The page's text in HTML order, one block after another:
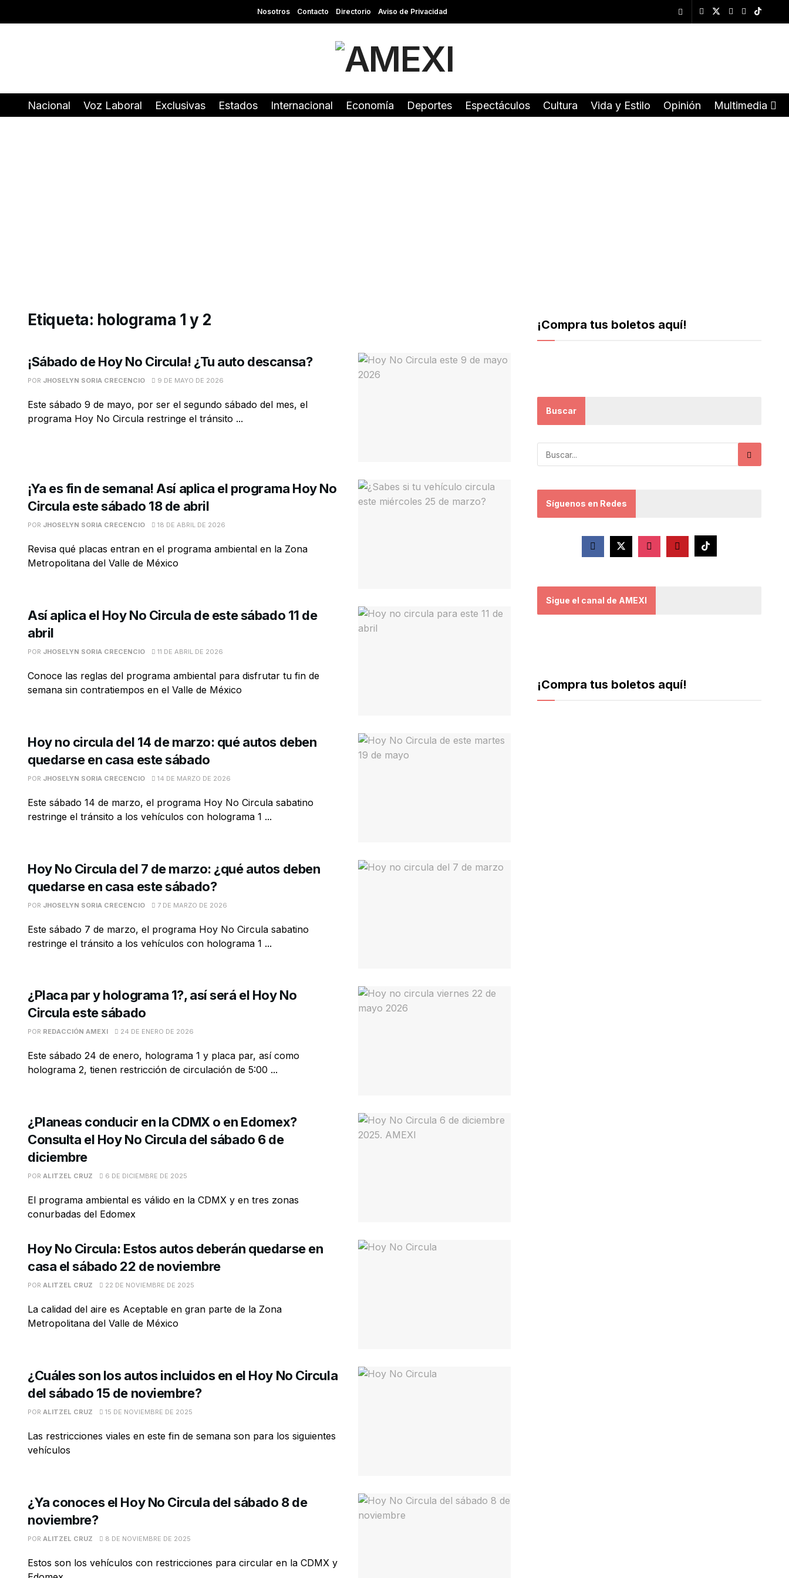
Nosotros Contacto Directorio Aviso de Privacidad
Nacional Voz Laboral Exclusivas Estados Internacional Economía Deportes Espectáculos Cultura Vida y Estilo Opinión Multimedia
Etiqueta: holograma 1 y 2
¡Sábado de Hoy No Circula! ¿Tu auto descansa?
POR JHOSELYN SORIA CRECENCIO 9 DE MAYO DE 2026
Este sábado 9 de mayo, por ser el segundo sábado del mes, el
programa Hoy No Circula restringe el tránsito ...
¡Ya es fin de semana! Así aplica el programa Hoy No
Circula este sábado 18 de abril
POR JHOSELYN SORIA CRECENCIO 18 DE ABRIL DE 2026
Revisa qué placas entran en el programa ambiental en la Zona
Metropolitana del Valle de México
Así aplica el Hoy No Circula de este sábado 11 de
abril
POR JHOSELYN SORIA CRECENCIO 11 DE ABRIL DE 2026
Conoce las reglas del programa ambiental para disfrutar tu fin de
semana sin contratiempos en el Valle de México
Hoy no circula del 14 de marzo: qué autos deben
quedarse en casa este sábado
POR JHOSELYN SORIA CRECENCIO 14 DE MARZO DE 2026
Este sábado 14 de marzo, el programa Hoy No Circula sabatino
restringe el tránsito a los vehículos con holograma 1 ...
Hoy No Circula del 7 de marzo: ¿qué autos deben
quedarse en casa este sábado?
POR JHOSELYN SORIA CRECENCIO 7 DE MARZO DE 2026
Este sábado 7 de marzo, el programa Hoy No Circula sabatino
restringe el tránsito a los vehículos con holograma 1 ...
¿Placa par y holograma 1?, así será el Hoy No
Circula este sábado
POR REDACCIÓN AMEXI 24 DE ENERO DE 2026
Este sábado 24 de enero, holograma 1 y placa par, así como
holograma 2, tienen restricción de circulación de 5:00 ...
¿Planeas conducir en la CDMX o en Edomex?
Consulta el Hoy No Circula del sábado 6 de
diciembre
POR ALITZEL CRUZ 6 DE DICIEMBRE DE 2025
El programa ambiental es válido en la CDMX y en tres zonas
conurbadas del Edomex
Hoy No Circula: Estos autos deberán quedarse en
casa el sábado 22 de noviembre
POR ALITZEL CRUZ 22 DE NOVIEMBRE DE 2025
La calidad del aire es Aceptable en gran parte de la Zona
Metropolitana del Valle de México
¿Cuáles son los autos incluidos en el Hoy No Circula
del sábado 15 de noviembre?
POR ALITZEL CRUZ 15 DE NOVIEMBRE DE 2025
Las restricciones viales en este fin de semana son para los siguientes
vehículos
¿Ya conoces el Hoy No Circula del sábado 8 de
noviembre?
POR ALITZEL CRUZ 8 DE NOVIEMBRE DE 2025
Estos son los vehículos con restricciones para circular en la CDMX y
¡Compra tus boletos aquí!
Buscar
Síguenos en Redes
Sigue el canal de AMEXI
¡Compra tus boletos aquí!